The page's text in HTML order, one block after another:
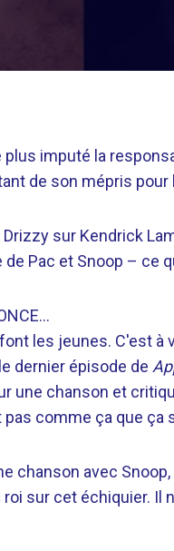
imputé la
de son mépris pour
sur Kendrick
de Pac et Snoop – ce
les jeunes. C'est à
dernier épisode de
une chanson et
comme ça que ça
chanson avec
sur cet échiquier. Il